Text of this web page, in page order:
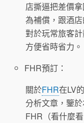
店撕逼把差價
為補償，跟酒
對於玩常旅客
方便省時省力。
FHR預訂：
關於FHR在LV
分析文章，鑒
FHR（看什麼